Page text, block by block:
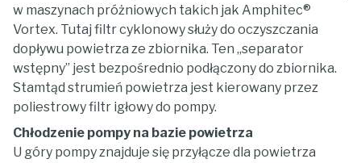
w maszynach próżniowych takich jak Amphitec®
Vortex. Tutaj filtr cyklonowy służy do oczyszczania
dopływu powietrza ze zbiornika. Ten „separator
wstępny” jest bezpośrednio podłączony do zbiornika.
Stamtąd strumień powietrza jest kierowany przez
poliestrowy filtr igłowy do pompy.
Chłodzenie pompy na bazie powietrza
U góry pompy znajduje się przyłącze dla powietrza